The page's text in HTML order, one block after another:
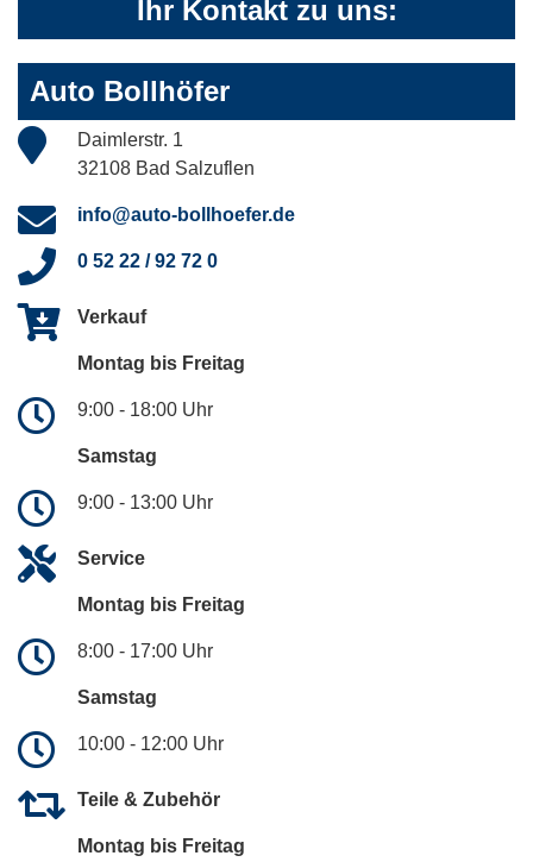
Ihr Kontakt zu uns:
Auto Bollhöfer
Daimlerstr. 1
32108 Bad Salzuflen
info@auto-bollhoefer.de
0 52 22 / 92 72 0
Verkauf
Montag bis Freitag
9:00 - 18:00 Uhr
Samstag
9:00 - 13:00 Uhr
Service
Montag bis Freitag
8:00 - 17:00 Uhr
Samstag
10:00 - 12:00 Uhr
Teile & Zubehör
Montag bis Freitag